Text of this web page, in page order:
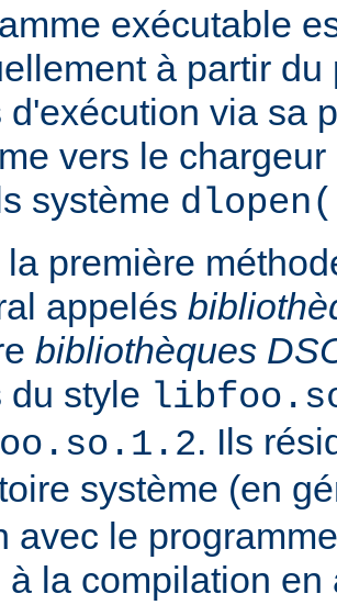
exécutable
à partir du
d'exécution via sa
vers le
système
la première
appelés
bibliothèques
du style
. Ils
système (en
avec le
à la compilation